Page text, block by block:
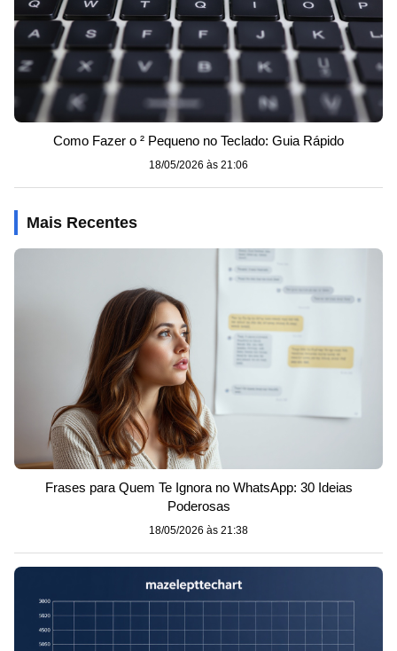
Como Fazer o ² Pequeno no Teclado: Guia Rápido
18/05/2026 às 21:06
Mais Recentes
Frases para Quem Te Ignora no WhatsApp: 30 Ideias
Poderosas
18/05/2026 às 21:38